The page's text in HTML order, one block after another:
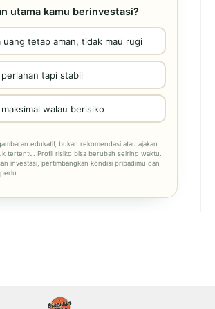
utama kamu berinvestasi?
uang tetap aman, tidak mau rugi
tapi stabil
walau berisiko
edukatif, bukan rekomendasi atau ajakan
tertentu. Profil risiko bisa berubah seiring waktu.
investasi, pertimbangkan kondisi pribadimu dan